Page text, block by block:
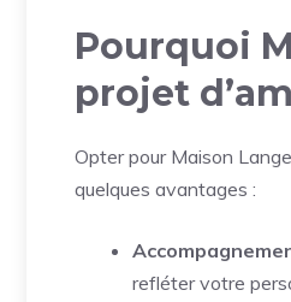
Pourquoi
projet
Opter pour Maison
quelques avantages :
refléter votre